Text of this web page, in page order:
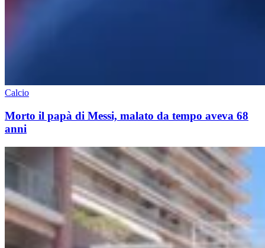
Calcio
Morto il papà di Messi, malato da tempo aveva 68
anni